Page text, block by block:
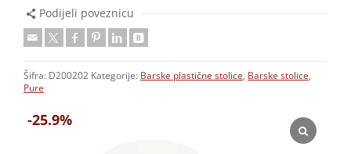
-25.9%
Podijeli poveznicu
Šifra: D200202 Kategorije: Barske plastične stolice, Barske stolice,
Pure